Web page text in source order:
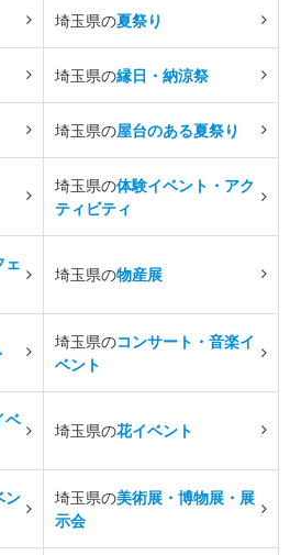
埼玉県の夏祭り
埼玉県の縁日・納涼祭
埼玉県の屋台のある夏祭り
埼玉県の体験イベント・アク
ティビティ
ェ
埼玉県の物産展
埼玉県のコンサート・音楽イ
ベント
ベ
埼玉県の花イベント
ン
埼玉県の美術展・博物展・展
示会